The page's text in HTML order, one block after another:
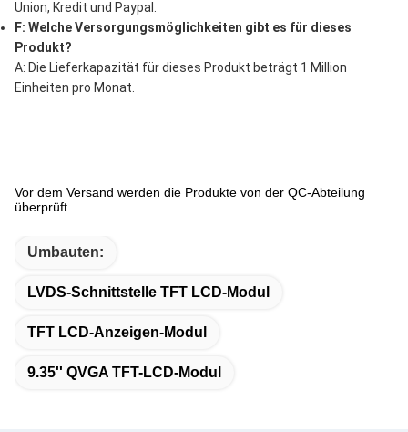
Union, Kredit und Paypal.
F: Welche Versorgungsmöglichkeiten gibt es für dieses
Produkt?
A: Die Lieferkapazität für dieses Produkt beträgt 1 Million
Einheiten pro Monat.
Vor dem Versand werden die Produkte von der QC-Abteilung
überprüft.
Umbauten:
LVDS-Schnittstelle TFT LCD-Modul
TFT LCD-Anzeigen-Modul
9.35'' QVGA TFT-LCD-Modul